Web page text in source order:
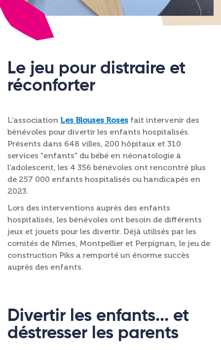
Le jeu pour distraire et
réconforter
L’association Les Blouses Roses fait intervenir des
bénévoles pour divertir les enfants hospitalisés.
Présents dans 648 villes, 200 hôpitaux et 310
services "enfants" du bébé en néonatologie à
l'adolescent, les 4 356 bénévoles ont rencontré plus
de 257 000 enfants hospitalisés ou handicapés en
2023.
Lors des interventions auprès des enfants
hospitalisés, les bénévoles ont besoin de différents
jeux et jouets pour les divertir. Déjà utilisés par les
comités de Nîmes, Montpellier et Perpignan, le jeu de
construction Piks a remporté un énorme succès
auprès des enfants.
Divertir les enfants... et
déstresser les parents